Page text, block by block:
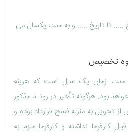
..... تا تاريخ ..... و به مدت یکسال می
مدت زمان یک سال است که هزینه
آن سالیانه 0 ریال خواهد بود. هرگونه تأخیر در رونـد مذکور
تحویل به منزله فسخ قرارداد بوده و
کارفرما نداشته و کارفرما ملزم به